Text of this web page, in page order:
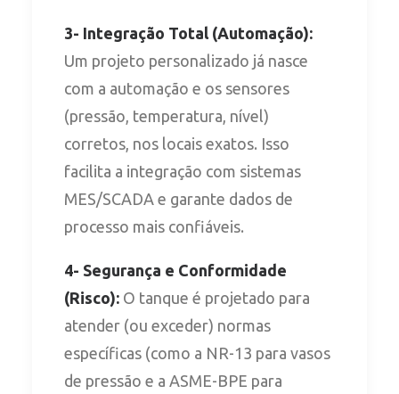
3- Integração Total (Automação):
Um projeto personalizado já nasce
com a automação e os sensores
(pressão, temperatura, nível)
corretos, nos locais exatos. Isso
facilita a integração com sistemas
MES/SCADA e garante dados de
processo mais confiáveis.
4- Segurança e Conformidade
(Risco): O tanque é projetado para
atender (ou exceder) normas
específicas (como a NR-13 para vasos
de pressão e a ASME-BPE para